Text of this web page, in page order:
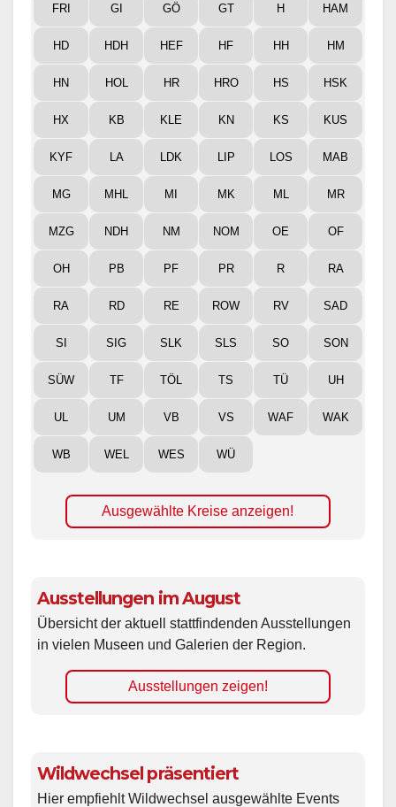
FRI GI GÖ GT H HAM
HD HDH HEF HF HH HM
HN HOL HR HRO HS HSK
HX KB KLE KN KS KUS
KYF LA LDK LIP LOS MAB
MG MHL MI MK ML MR
MZG NDH NM NOM OE OF
OH PB PF PR R RA
RA RD RE ROW RV SAD
SI SIG SLK SLS SO SON
SÜW TF TÖL TS TÜ UH
UL UM VB VS WAF WAK
WB WEL WES WÜ
Ausgewählte Kreise anzeigen!
Ausstellungen im August
Übersicht der aktuell stattfindenden Ausstellungen
in vielen Museen und Galerien der Region.
Ausstellungen zeigen!
Wildwechsel präsentiert
Hier empfiehlt Wildwechsel ausgewählte Events